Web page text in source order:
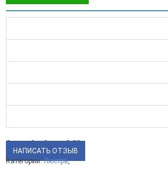
Средний рейтинг:0.00
НАПИСАТЬ ОТЗЫВ
Категории:Люстра,